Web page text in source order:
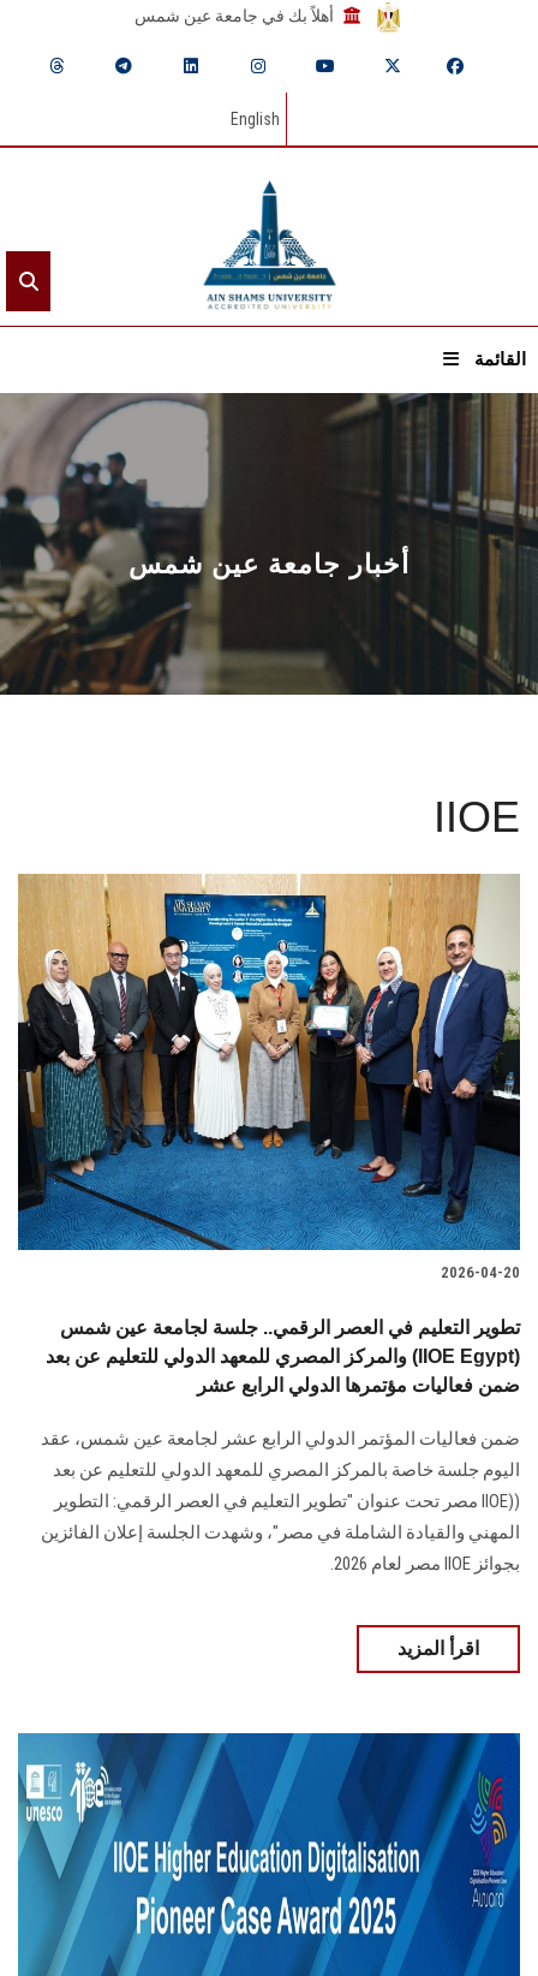
أهلاً بك في جامعة عين شمس
English
القائمة
الرئيسيـة
عن الجامعة
القطاعـات
الشئون الأكاديمية
البحث العلمي
الأنظمة الذكية
الإعلام
تواصل معنا
الطلاب
هيئة التدريس
الدراسات العليا
الموظفون
سجل الان
أخبار جامعة عين شمس
IIOE
2026-04-20
تطوير التعليم في العصر الرقمي.. جلسة لجامعة عين شمس
والمركز المصري للمعهد الدولي للتعليم عن بعد (IIOE Egypt)
ضمن فعاليات مؤتمرها الدولي الرابع عشر
ضمن فعاليات المؤتمر الدولي الرابع عشر لجامعة عين شمس، عقد
اليوم جلسة خاصة بالمركز المصري للمعهد الدولي للتعليم عن بعد
((IIOE مصر تحت عنوان "تطوير التعليم في العصر الرقمي: التطوير
المهني والقيادة الشاملة في مصر"، وشهدت الجلسة إعلان الفائزين
بجوائز IIOE مصر لعام 2026.
اقرأ المزيد